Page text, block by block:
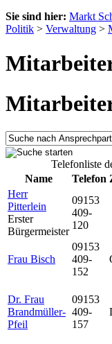
Sie sind hier: Markt
Politik > Verwaltung >
Telefonliste
Name
Telefon
Herr
Pitterlein
Erster
Bürgermeister
09153
409-
120
Frau Bisch
09153
409-
152
Dr. Frau
Brandmüller-
Pfeil
09153
409-
157